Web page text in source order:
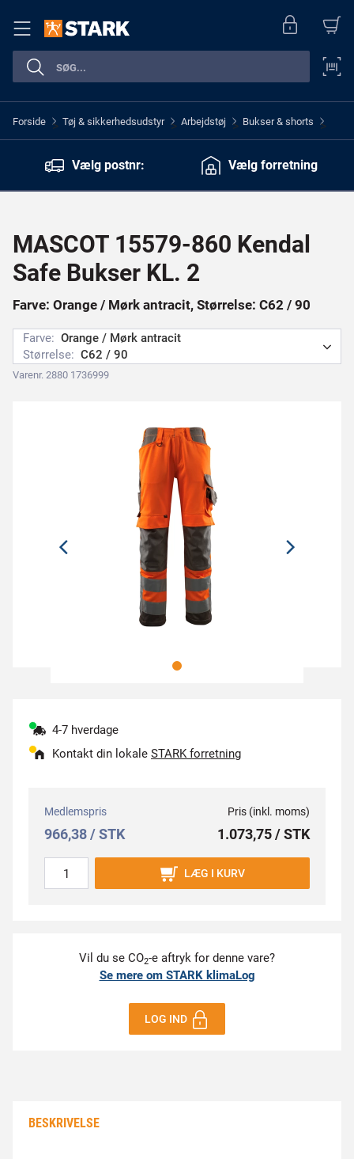
Forside > Tøj & sikkerhedsudstyr > Arbejdstøj > Bukser & shorts >
Vælg postnr: Vælg forretning
MASCOT 15579-860 Kendal
Safe Bukser KL. 2
Farve: Orange / Mørk antracit, Størrelse: C62 / 90
Farve: Orange / Mørk antracit
Størrelse: C62 / 90
Varenr. 2880 1736999
4-7 hverdage
Kontakt din lokale STARK forretning
Medlemspris
966,38 / STK
Pris (inkl. moms)
1.073,75 / STK
LÆG I KURV
Vil du se CO2-e aftryk for denne vare?
Se mere om STARK klimaLog
LOG IND
BESKRIVELSE